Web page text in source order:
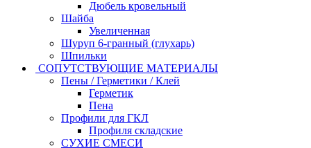
Дюбель кровельный
Шайба
Увеличенная
Шуруп 6-гранный (глухарь)
Шпильки
СОПУТСТВУЮЩИЕ МАТЕРИАЛЫ
Пены / Герметики / Клей
Герметик
Пена
Профили для ГКЛ
Профиля складские
СУХИЕ СМЕСИ